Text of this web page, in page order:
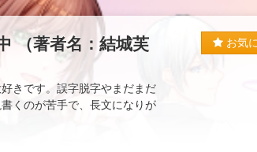
（著者名：結城芙
きです。誤字脱字やまだまだ
くのが苦手で、長文になりが
お気